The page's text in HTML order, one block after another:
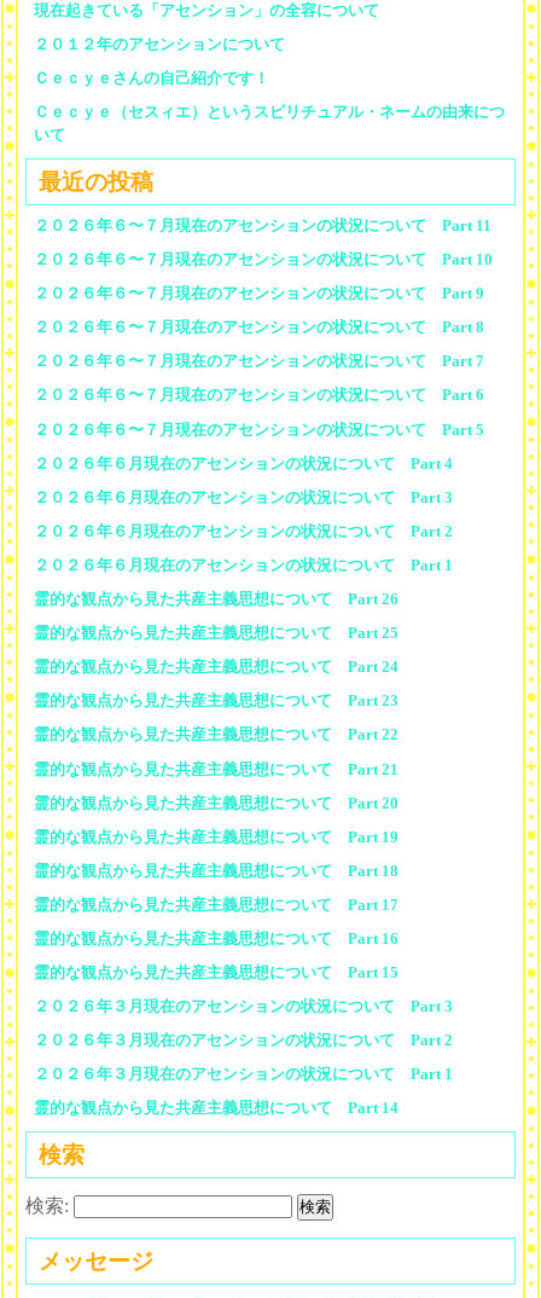
現在起きている「アセンション」の全容について
２０１２年のアセンションについて
Ｃｅｃｙｅさんの自己紹介です！
Ｃｅｃｙｅ（セスィエ）というスピリチュアル・ネームの由来につ
いて
最近の投稿
２０２６年６〜７月現在のアセンションの状況について Part 11
２０２６年６〜７月現在のアセンションの状況について Part 10
２０２６年６〜７月現在のアセンションの状況について Part 9
２０２６年６〜７月現在のアセンションの状況について Part 8
２０２６年６〜７月現在のアセンションの状況について Part 7
２０２６年６〜７月現在のアセンションの状況について Part 6
２０２６年６〜７月現在のアセンションの状況について Part 5
２０２６年６月現在のアセンションの状況について Part 4
２０２６年６月現在のアセンションの状況について Part 3
２０２６年６月現在のアセンションの状況について Part 2
２０２６年６月現在のアセンションの状況について Part 1
霊的な観点から見た共産主義思想について Part 26
霊的な観点から見た共産主義思想について Part 25
霊的な観点から見た共産主義思想について Part 24
霊的な観点から見た共産主義思想について Part 23
霊的な観点から見た共産主義思想について Part 22
霊的な観点から見た共産主義思想について Part 21
霊的な観点から見た共産主義思想について Part 20
霊的な観点から見た共産主義思想について Part 19
霊的な観点から見た共産主義思想について Part 18
霊的な観点から見た共産主義思想について Part 17
霊的な観点から見た共産主義思想について Part 16
霊的な観点から見た共産主義思想について Part 15
２０２６年３月現在のアセンションの状況について Part 3
２０２６年３月現在のアセンションの状況について Part 2
２０２６年３月現在のアセンションの状況について Part 1
霊的な観点から見た共産主義思想について Part 14
検索
検索:
メッセージ